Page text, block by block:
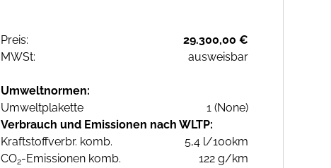
Preis:
29.300,00 €
MWSt:
ausweisbar
Umweltnormen:
Umweltplakette
1 (None)
Verbrauch und Emissionen nach WLTP:
Kraftstoffverbr. komb.
5,4 l/100km
CO2-Emissionen komb.
122 g/km